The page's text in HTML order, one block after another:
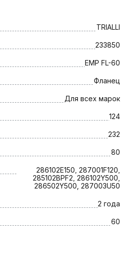
TRIALLI
233850
EMP FL-60
Фланец
Для всех марок
124
232
80
286102E150, 287001F120,
285102BPF2, 286102Y500,
286502Y500, 287003U50
2 года
60